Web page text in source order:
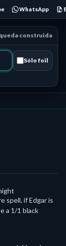
construida
Sólo foil
WhatsApp
spell, if Edgar is
a 1/1 black